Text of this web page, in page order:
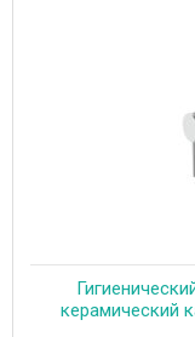
керамический